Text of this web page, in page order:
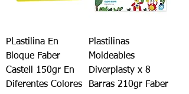
PLastilina En
Bloque Faber
Castell 150gr En
Diferentes Colores
Plastilinas
Moldeables
Diverplasty x 8
Barras 210gr Faber